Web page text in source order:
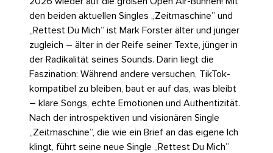
den beiden aktuellen Singles „Zeitmaschine” und
„Rettest Du Mich” ist Mark Forster älter und jünger
zugleich – älter in der Reife seiner Texte, jünger in
der Radikalität seines Sounds. Darin liegt die
Faszination: Während andere versuchen, TikTok-
kompatibel zu bleiben, baut er auf das, was bleibt
– klare Songs, echte Emotionen und Authentizität.
Nach der introspektiven und visionären Single
„Zeitmaschine”, die wie ein Brief an das eigene Ich
klingt, führt seine neue Single „Rettest Du Mich”